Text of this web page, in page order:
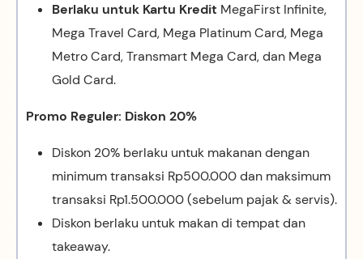
Berlaku untuk Kartu Kredit MegaFirst Infinite,
Mega Travel Card, Mega Platinum Card, Mega
Metro Card, Transmart Mega Card, dan Mega
Gold Card.
Promo Reguler: Diskon 20%
Diskon 20% berlaku untuk makanan dengan
minimum transaksi Rp500.000 dan maksimum
transaksi Rp1.500.000 (sebelum pajak & servis).
Diskon berlaku untuk makan di tempat dan
takeaway.